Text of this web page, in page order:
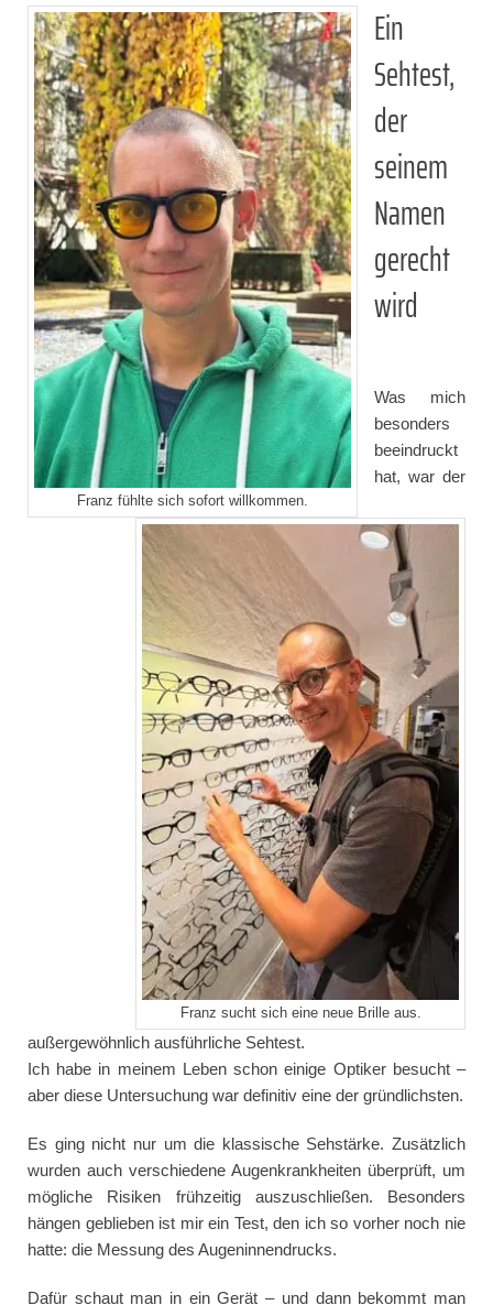
Franz fühlte sich sofort willkommen.
Franz sucht sich eine neue Brille aus.
Ein
Sehtest,
der
seinem
Namen
gerecht
wird
Was mich
besonders
beeindruckt
hat, war der
außergewöhnlich ausführliche Sehtest.
Ich habe in meinem Leben schon einige Optiker besucht –
aber diese Untersuchung war definitiv eine der gründlichsten.
Es ging nicht nur um die klassische Sehstärke. Zusätzlich
wurden auch verschiedene Augenkrankheiten überprüft, um
mögliche Risiken frühzeitig auszuschließen. Besonders
hängen geblieben ist mir ein Test, den ich so vorher noch nie
hatte: die Messung des Augeninnendrucks.
Dafür schaut man in ein Gerät – und dann bekommt man